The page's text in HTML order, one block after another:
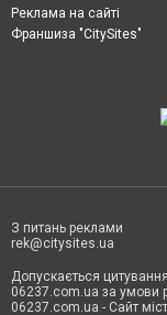
Реклама на сайті
Франшиза "CitySites"
З питань реклами
rek@citysites.ua
Допускається
06237.com.ua за умови
06237.com.ua - Сайт